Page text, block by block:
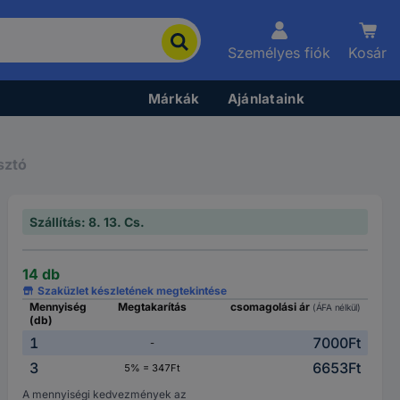
Személyes fiók Kosár
Márkák Ajánlataink
Szállítás: 8. 13. Cs.
14 db
Szaküzlet készletének megtekintése
Mennyiség
(db)
Megtakarítás csomagolási ár (ÁFA nélkül)
1 -
7000Ft
3
5% = 347Ft 6653Ft
A mennyiségi kedvezmények az